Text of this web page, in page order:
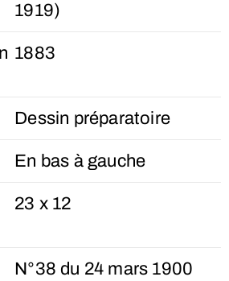
1919)
1883
Dessin préparatoire
En bas à gauche
23 x 12
N°38 du 24 mars 1900